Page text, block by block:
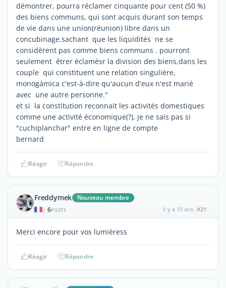
démontrer, pourra réclamer cinquante pour cent (50 %)
des biens communs, qui sont acquis durant son temps
de vie dans une union(réunion) libre dans un
concubinage.sachant que les liquidités ne se
considèrent pas comme biens communs . pourront
seulement êtrer éclamésr la division des biens,dans les
couple qui constituent une relation singulière,
monogámica c'est-à-dire qu'aucun d'eux n'est marié
avec une autre personne."
et si la constitution reconnait les activités domestiques
comme une activité économique(?), je ne sais pas si
"cuchiplanchar" entre en ligne de compte
bernard
Réagir Répondre
Freddymek Nouveau membre
| 6POSTS il y a 10 ans #21
Merci encore pour vos lumièress
Réagir Répondre